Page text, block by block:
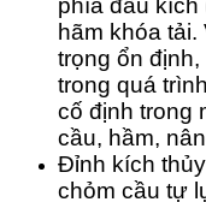
phía đầu kích
hãm khóa
trọng ổn
trong quá
cố định trong
cầu, hầm,
Đỉnh kích
chỏm cầu tự